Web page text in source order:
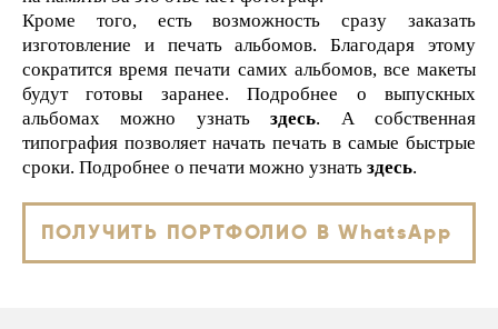
Кроме того, есть возможность сразу заказать
изготовление и печать альбомов. Благодаря этому
сократится время печати самих альбомов, все макеты
будут готовы заранее. Подробнее о выпускных
альбомах можно узнать здесь. А собственная
типография позволяет начать печать в самые быстрые
сроки. Подробнее о печати можно узнать здесь.
ПОЛУЧИТЬ ПОРТФОЛИО В WhatsApp